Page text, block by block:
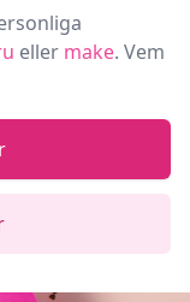
eller make. Vem